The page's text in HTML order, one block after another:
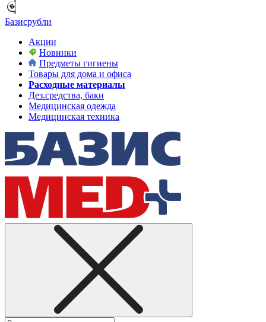
Базисрубли
Акции
Новинки
Предметы гигиены
Товары для дома и офиса
Расходные материалы
Дез.средства, баки
Медицинская одежда
Медицинская техника